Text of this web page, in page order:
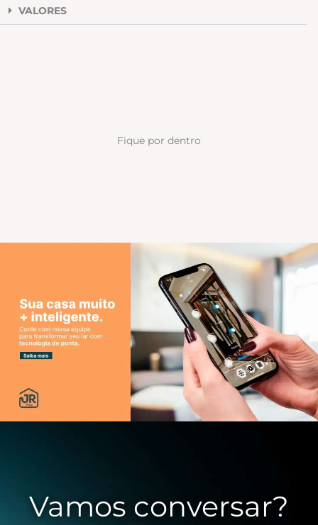
VALORES
Fique por dentro
Vamos conversar?